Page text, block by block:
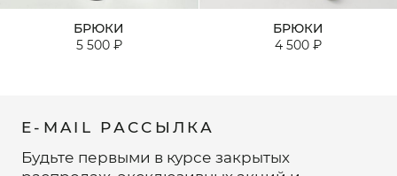
БРЮКИ
5 500 ₽
БРЮКИ
4 500 ₽
E-MAIL РАССЫЛКА
Будьте первыми в курсе закрытых